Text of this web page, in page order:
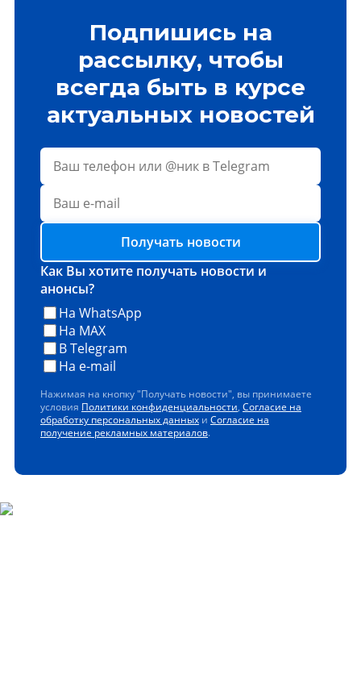
Подпишись на
рассылку, чтобы
всегда быть в курсе
актуальных новостей
Получать новости
Как Вы хотите получать новости и
анонсы?
На WhatsApp
На MAX
В Telegram
На e-mail
Нажимая на кнопку "Получать новости", вы принимаете
условия Политики конфиденциальности, Согласие на
обработку персональных данных и Согласие на
получение рекламных материалов.